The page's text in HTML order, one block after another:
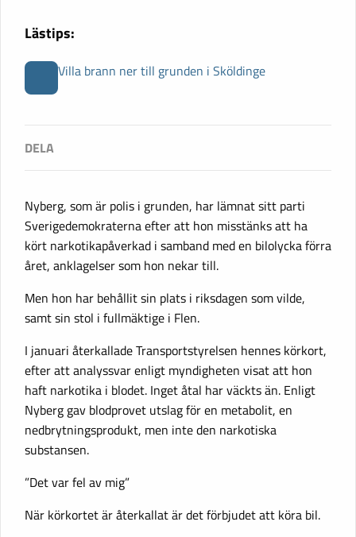
Lästips:
Villa brann ner till grunden i Sköldinge
Nyberg, som är polis i grunden, har lämnat sitt parti
Sverigedemokraterna efter att hon misstänks att ha
kört narkotikapåverkad i samband med en bilolycka förra
året, anklagelser som hon nekar till.
Men hon har behållit sin plats i riksdagen som vilde,
samt sin stol i fullmäktige i Flen.
I januari återkallade Transportstyrelsen hennes körkort,
efter att analyssvar enligt myndigheten visat att hon
haft narkotika i blodet. Inget åtal har väckts än. Enligt
Nyberg gav blodprovet utslag för en metabolit, en
nedbrytningsprodukt, men inte den narkotiska
substansen.
”Det var fel av mig”
När körkortet är återkallat är det förbjudet att köra bil.